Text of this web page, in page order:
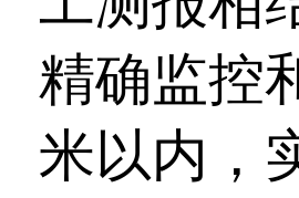
精确监控
米以内，